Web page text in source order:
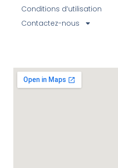
Conditions d’utilisation
Contactez-nous